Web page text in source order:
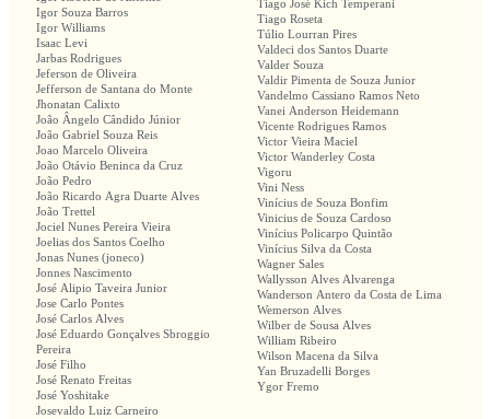
Igor Souza Barros
Igor Williams
Isaac Levi
Jarbas Rodrigues
Jeferson de Oliveira
Jefferson de Santana do Monte
Jhonatan Calixto
João Ângelo Cândido Júnior
João Gabriel Souza Reis
Joao Marcelo Oliveira
João Otávio Beninca da Cruz
João Pedro
João Ricardo Agra Duarte Alves
João Trettel
Jociel Nunes Pereira Vieira
Joelias dos Santos Coelho
Jonas Nunes (joneco)
Jonnes Nascimento
José Alipio Taveira Junior
Jose Carlo Pontes
José Carlos Alves
José Eduardo Gonçalves Sbroggio
Pereira
José Filho
José Renato Freitas
José Yoshitake
Josevaldo Luiz Carneiro
Tiago José Kich Temperani
Tiago Roseta
Túlio Lourran Pires
Valdeci dos Santos Duarte
Valder Souza
Valdir Pimenta de Souza Junior
Vandelmo Cassiano Ramos Neto
Vanei Anderson Heidemann
Vicente Rodrigues Ramos
Victor Vieira Maciel
Victor Wanderley Costa
Vigoru
Vini Ness
Vinícius de Souza Bonfim
Vinicius de Souza Cardoso
Vinícius Policarpo Quintão
Vinícius Silva da Costa
Wagner Sales
Wallysson Alves Alvarenga
Wanderson Antero da Costa de Lima
Wemerson Alves
Wilber de Sousa Alves
William Ribeiro
Wilson Macena da Silva
Yan Bruzadelli Borges
Ygor Fremo